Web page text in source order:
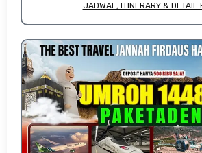
JADWAL, ITINERARY & DETAIL